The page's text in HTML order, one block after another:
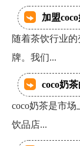
加盟
随着茶饮行业
牌。我们...
coco奶
coco奶茶是市
饮品店...